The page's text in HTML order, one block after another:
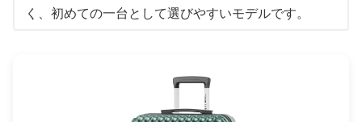
く、初めての一台として選びやすいモデルです。